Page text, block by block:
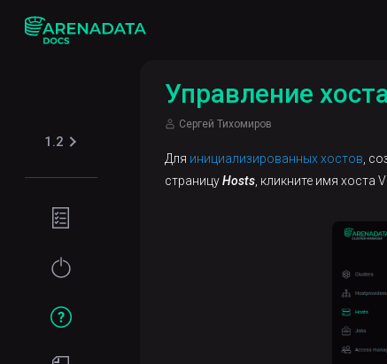
1.2
Требования
Установка
настройка
Базовые
Управление
Сергей Тихомиров
Для инициализированных хостов ,
страницуHosts , кликните имя хоста